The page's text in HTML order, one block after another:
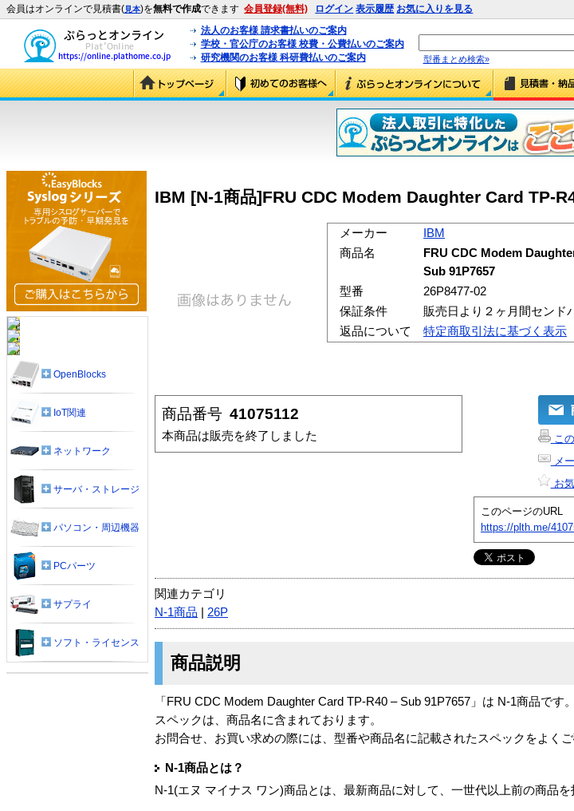
会員はオンラインで見積書(見本)を無料で作成できます 会員登録(無料) ログイン 表示履歴 お気に入りを見る
法人のお客様 請求書払いのご案内
学校・官公庁のお客様 校費・公費払いのご案内
研究機関のお客様 科研費払いのご案内
型番まとめ検索»
IBM [N-1商品]FRU CDC Modem Daughter Card TP-
メーカー
IBM
商品名
FRU CDC Modem
Sub 91P7657
型番
26P8477-02
保証条件
販売日より２ヶ月間センド
返品について
特定商取引法に基づく表示
商品番号 41075112
本商品は販売を終了しました
こ
メー
お
このページのURL
https://plth.me/
関連カテゴリ
N-1商品
26P
商品説明
「FRU CDC Modem Daughter Card TP-R40 – Sub 91P7657」は N-1商品です。
スペックは、商品名に含まれております。
お問合せ、お買い求めの際には、型番や商品名に記載されたスペックをよくご
N-1商品とは？
N-1(エヌ マイナス ワン)商品とは、最新商品に対して、一世代以上前の商品を
OpenBlocks
IoT関連
ネットワーク
サーバ・ストレージ
パソコン・周辺機器
PCパーツ
サプライ
ソフト・ライセンス